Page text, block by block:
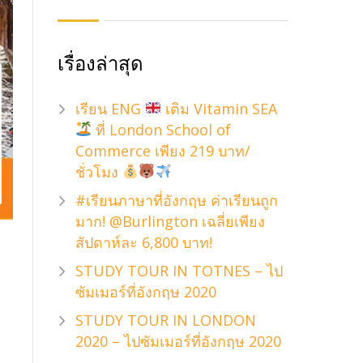
เรื่องล่าสุด
เรียน ENG
เติม Vitamin SEA
ที่ London School of
Commerce เพียง 219 บาท/
ชั่วโมง
#เรียนภาษาที่อังกฤษ ค่าเรียนถูก
มาก! @Burlington เฉลี่ยเพียง
สัปดาห์ละ 6,800 บาท!
STUDY TOUR IN TOTNES – ไป
ซัมเมอร์ที่อังกฤษ 2020
STUDY TOUR IN LONDON
2020 – ไปซัมเมอร์ที่อังกฤษ 2020